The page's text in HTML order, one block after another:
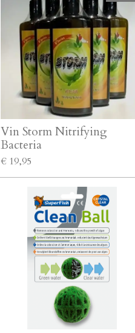
Vin Storm Nitrifying
Bacteria
€ 19,95